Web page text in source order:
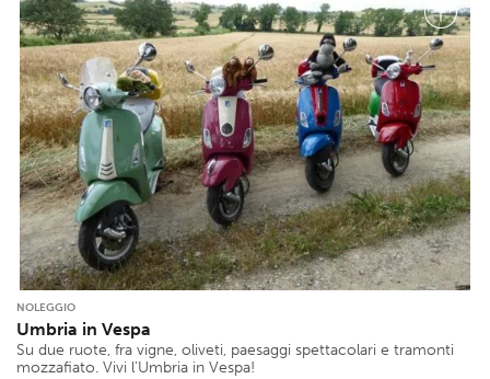
NOLEGGIO
Umbria in Vespa
Su due ruote, fra vigne, oliveti, paesaggi spettacolari e tramonti
mozzafiato. Vivi l’Umbria in Vespa!